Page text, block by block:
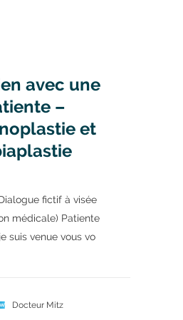
avec une
–
et
fictif à visée
médicale) Patiente
suis venue vous vo
Docteur Mitz